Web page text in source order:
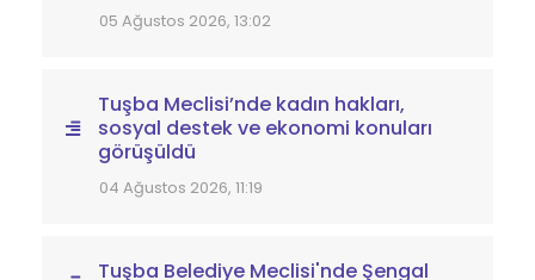
05 Ağustos 2026, 13:02
Tuşba Meclisi’nde kadın hakları,
sosyal destek ve ekonomi konuları
görüşüldü
04 Ağustos 2026, 11:19
Tuşba Belediye Meclisi'nde Şengal